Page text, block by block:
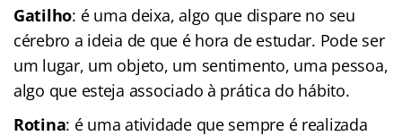
Gatilho: é uma deixa, algo que dispare no seu
cérebro a ideia de que é hora de estudar. Pode ser
um lugar, um objeto, um sentimento, uma pessoa,
algo que esteja associado à prática do hábito.
Rotina: é uma atividade que sempre é realizada